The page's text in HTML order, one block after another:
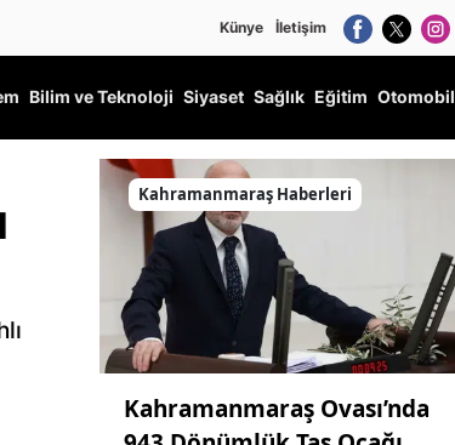
Künye İletişim
Bilim ve Teknoloji Siyaset Sağlık Eğitim Otomobil
Kahramanmaraş Haberleri
Kahramanmaraş Ovası’nda